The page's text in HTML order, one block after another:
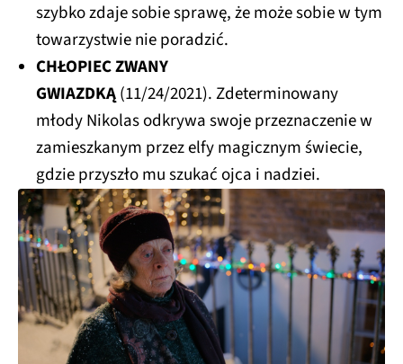
szybko zdaje sobie sprawę, że może sobie w tym
towarzystwie nie poradzić.
CHŁOPIEC ZWANY
GWIAZDKĄ(11/24/2021). Zdeterminowany
młody Nikolas odkrywa swoje przeznaczenie w
zamieszkanym przez elfy magicznym świecie,
gdzie przyszło mu szukać ojca i nadziei.